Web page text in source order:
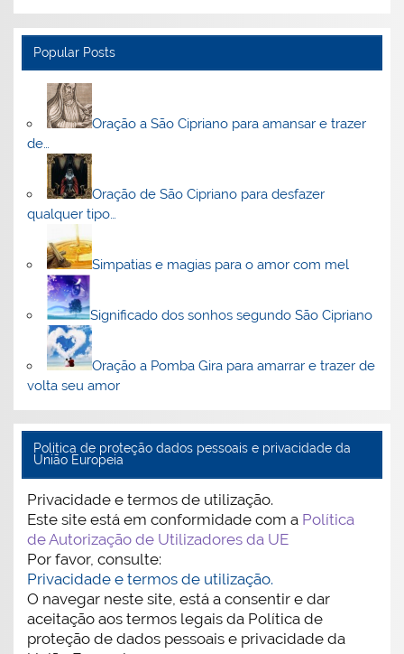
Popular Posts
Oração a São Cipriano para amansar e trazer
de…
Oração de São Cipriano para desfazer
qualquer tipo…
Simpatias e magias para o amor com mel
Significado dos sonhos segundo São Cipriano
Oração a Pomba Gira para amarrar e trazer de
volta seu amor
Politica de proteção dados pessoais e privacidade da
União Europeia
Privacidade e termos de utilização.
Este site está em conformidade com a Política
de Autorização de Utilizadores da UE
Por favor, consulte:
Privacidade e termos de utilização.
O navegar neste site, está a consentir e dar
aceitação aos termos legais da Política de
proteção de dados pessoais e privacidade da